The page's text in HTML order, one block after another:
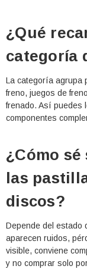
¿Qué
categoría
La categoría agrupa
freno, juegos de
frenado. Así puedes
componentes
¿Cómo
las
discos?
Depende del estado
aparecen ruidos,
visible, conviene
y no comprar solo